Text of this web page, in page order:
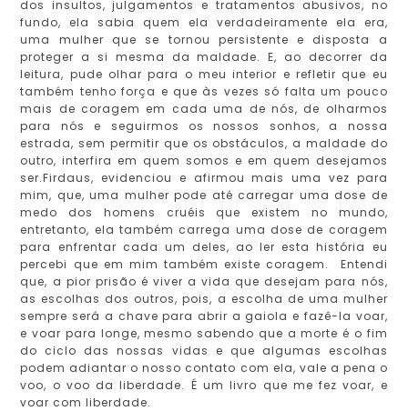
dos insultos, julgamentos e tratamentos abusivos, no
fundo, ela sabia quem ela verdadeiramente ela era,
uma mulher que se tornou persistente e disposta a
proteger a si mesma da maldade. E, ao decorrer da
leitura, pude olhar para o meu interior e refletir que eu
também tenho força e que às vezes só falta um pouco
mais de coragem em cada uma de nós, de olharmos
para nós e seguirmos os nossos sonhos, a nossa
estrada, sem permitir que os obstáculos, a maldade do
outro, interfira em quem somos e em quem desejamos
ser.Firdaus, evidenciou e afirmou mais uma vez para
mim, que, uma mulher pode até carregar uma dose de
medo dos homens cruéis que existem no mundo,
entretanto, ela também carrega uma dose de coragem
para enfrentar cada um deles, ao ler esta história eu
percebi que em mim também existe coragem. Entendi
que, a pior prisão é viver a vida que desejam para nós,
as escolhas dos outros, pois, a escolha de uma mulher
sempre será a chave para abrir a gaiola e fazê-la voar,
e voar para longe, mesmo sabendo que a morte é o fim
do ciclo das nossas vidas e que algumas escolhas
podem adiantar o nosso contato com ela, vale a pena o
voo, o voo da liberdade. É um livro que me fez voar, e
voar com liberdade.